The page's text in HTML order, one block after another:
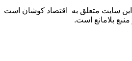
سایت متعلق به اقتصاد کوشان است
بلامانع است.